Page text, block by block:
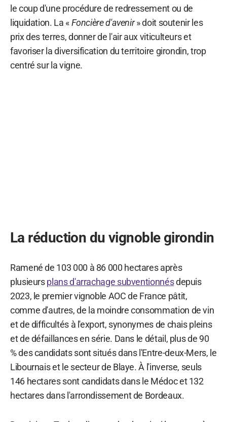
le coup d'une procédure de redressement ou de
liquidation. La «Foncière d'avenir» doit soutenir les
prix des terres, donner de l'air aux viticulteurs et
favoriser la diversification du territoire girondin, trop
centré sur la vigne.
La réduction du vignoble girondin
Ramené de 103 000 à 86 000 hectares après
plusieursplans d'arrachage subventionnésdepuis
2023, le premier vignoble AOC de France pâtit,
comme d'autres, de la moindre consommation de vin
et de difficultés à l'export, synonymes de chais pleins
et de défaillances en série. Dans le détail, plus de 90
% des candidats sont situés dans l'Entre-deux-Mers, le
Libournais et le secteur de Blaye. À l'inverse, seuls
146 hectares sont candidats dans le Médoc et 132
hectares dans l'arrondissement de Bordeaux.